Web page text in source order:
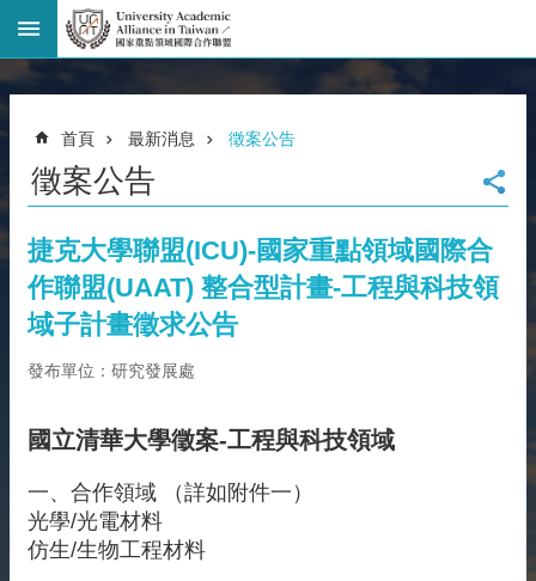
進
階
回
首
頁
臺
大
首
頁
站
覽
資
訊
雙
首頁 最新消息 徵案公告
徵案公告
捷克大學聯盟(ICU)-國家重點領域國際合
作聯盟(UAAT) 整合型計畫-工程與科技領
域子計畫徵求公告
發布單位：研究發展處
國立清華大學徵案-工程與科技領域
一、合作領域 （詳如附件一）
光學/光電材料
仿生/生物工程材料